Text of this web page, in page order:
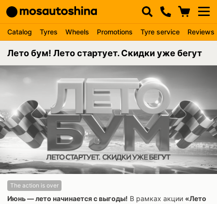
Catalog Tyres Wheels Promotions Tyre service Reviews
Лето бум! Лето стартует. Скидки уже бегут
The action is over
Июнь — лето начинается с выгоды! В рамках акции «Лето